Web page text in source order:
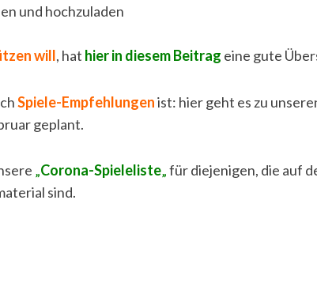
und hochzuladen
will, hat hier in diesem Beitrag eine gute
Spiele-Empfehlungenist: hier geht es zu
geplant.
„Corona-Spieleliste„für diejenigen, die auf
sind.